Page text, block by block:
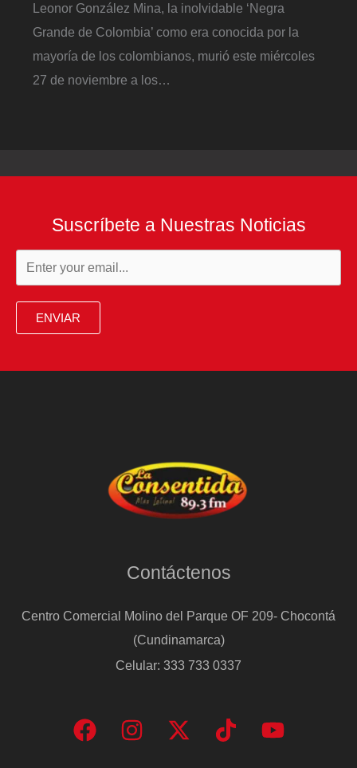
Leonor González Mina, la inolvidable ‘Negra
Grande de Colombia’ como era conocida por la
mayoría de los colombianos, murió este miércoles
27 de noviembre a los…
Suscríbete a Nuestras Noticias
ENVIAR
Contáctenos
Centro Comercial Molino del Parque OF 209- Chocontá
(Cundinamarca)
Celular: 333 733 0337